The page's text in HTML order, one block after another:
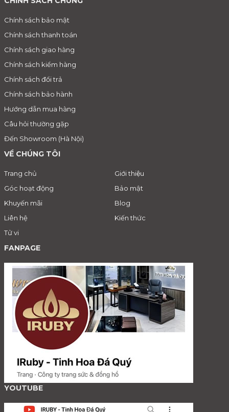
Chính sách bảo mật
Chính sách thanh toán
Chính sách giao hàng
Chính sách kiểm hàng
Chính sách đổi trả
Chính sách bảo hành
Hướng dẫn mua hàng
Câu hỏi thường gặp
Đến Showroom (Hà Nội)
VỀ CHÚNG TÔI
Trang chủ
Giới thiệu
Góc hoạt động
Bảo mật
Khuyến mãi
Blog
Liên hệ
Kiến thức
Tử vi
FANPAGE
YOUTUBE